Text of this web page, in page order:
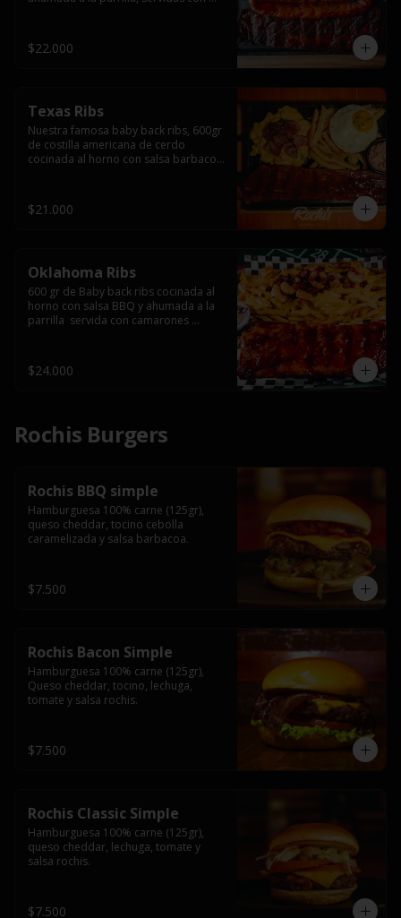
$22.000
Texas Ribs
Nuestra famosa baby back ribs, 600gr
de costilla americana de cerdo
cocinada al horno con salsa barbacoa
tocino ahumado laminado, papas
fritas  y un huevo frito.
$21.000
Oklahoma Ribs
600 gr de Baby back ribs cocinada al
horno con salsa BBQ y ahumada a la
parrilla  servida con camarones
$24.000
Rochis Burgers
Rochis BBQ simple
Hamburguesa 100% carne (125gr),
queso cheddar, tocino cebolla
caramelizada y salsa barbacoa.
$7.500
Rochis Bacon Simple
Hamburguesa 100% carne (125gr),
Queso cheddar, tocino, lechuga,
tomate y salsa rochis.
$7.500
Rochis Classic Simple
Hamburguesa 100% carne (125gr),
queso cheddar, lechuga, tomate y
salsa rochis.
$7.500